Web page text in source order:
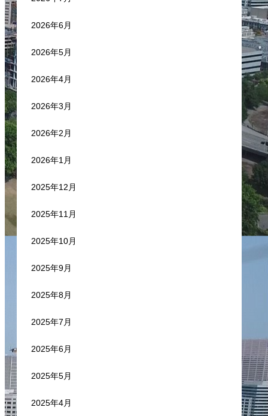
2026年6月
2026年5月
2026年4月
2026年3月
2026年2月
2026年1月
2025年12月
2025年11月
2025年10月
2025年9月
2025年8月
2025年7月
2025年6月
2025年5月
2025年4月